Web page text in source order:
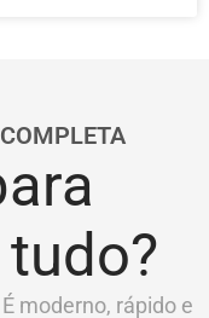
moderno, rápido e